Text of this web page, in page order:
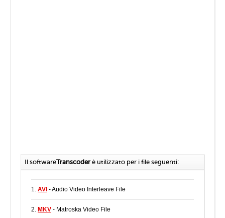
Il softwareTranscoderè utilizzato per i file seguenti:
1. AVI - Audio Video Interleave File
2. MKV - Matroska Video File